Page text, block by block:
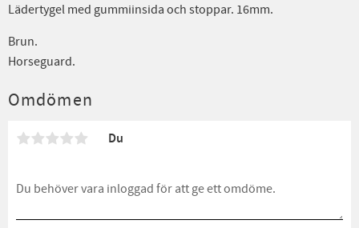
Lädertygel med gummiinsida och stoppar. 16mm.
Brun.
Horseguard.
Omdömen
Du